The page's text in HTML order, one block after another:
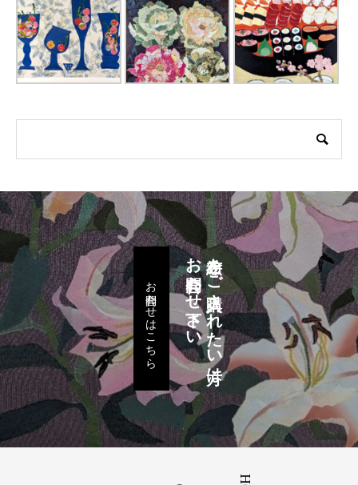
布絵をご購入されたい方は
お問合わせ下さい
お問合わせはこちら